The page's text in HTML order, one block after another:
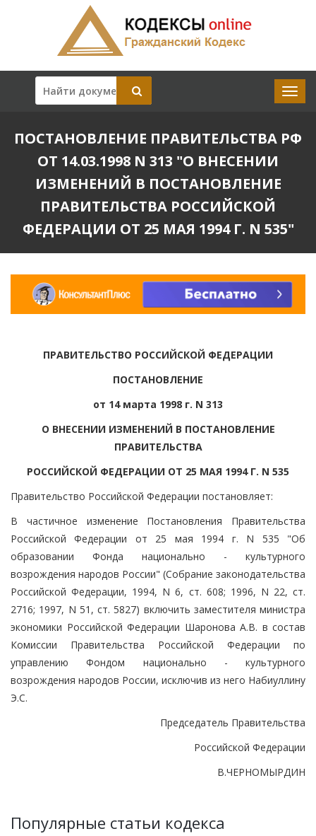
ПОСТАНОВЛЕНИЕ ПРАВИТЕЛЬСТВА РФ
ОТ 14.03.1998 N 313 "О ВНЕСЕНИИ
ИЗМЕНЕНИЙ В ПОСТАНОВЛЕНИЕ
ПРАВИТЕЛЬСТВА РОССИЙСКОЙ
ФЕДЕРАЦИИ ОТ 25 МАЯ 1994 Г. N 535"
ПРАВИТЕЛЬСТВО РОССИЙСКОЙ ФЕДЕРАЦИИ
ПОСТАНОВЛЕНИЕ
от 14 марта 1998 г. N 313
О ВНЕСЕНИИ ИЗМЕНЕНИЙ В ПОСТАНОВЛЕНИЕ
ПРАВИТЕЛЬСТВА
РОССИЙСКОЙ ФЕДЕРАЦИИ ОТ 25 МАЯ 1994 Г. N 535
Правительство Российской Федерации постановляет:
В частичное изменение Постановления Правительства
Российской Федерации от 25 мая 1994 г. N 535 "Об
образовании Фонда национально - культурного
возрождения народов России" (Собрание законодательства
Российской Федерации, 1994, N 6, ст. 608; 1996, N 22, ст.
2716; 1997, N 51, ст. 5827) включить заместителя министра
экономики Российской Федерации Шаронова А.В. в состав
Комиссии Правительства Российской Федерации по
управлению Фондом национально - культурного
возрождения народов России, исключив из него Набиуллину
Э.С.
Председатель Правительства
Российской Федерации
В.ЧЕРНОМЫРДИН
Популярные статьи кодекса